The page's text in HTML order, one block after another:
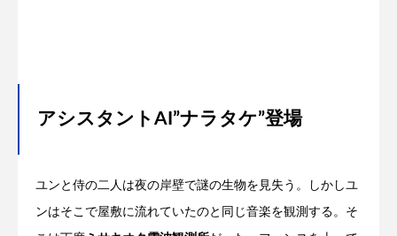
アシスタントAI”ナラタケ”登場
ユンと侍の二人は夜の岸壁で謎の生物を見失う。しかしユ
ンはそこで屋敷に流れていたのと同じ音楽を観測する。そ